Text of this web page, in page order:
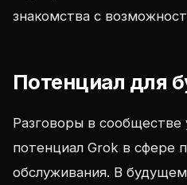
знакомства с
Потенциал для
Разговоры в
потенциал Grok в сфере
обслуживания. В